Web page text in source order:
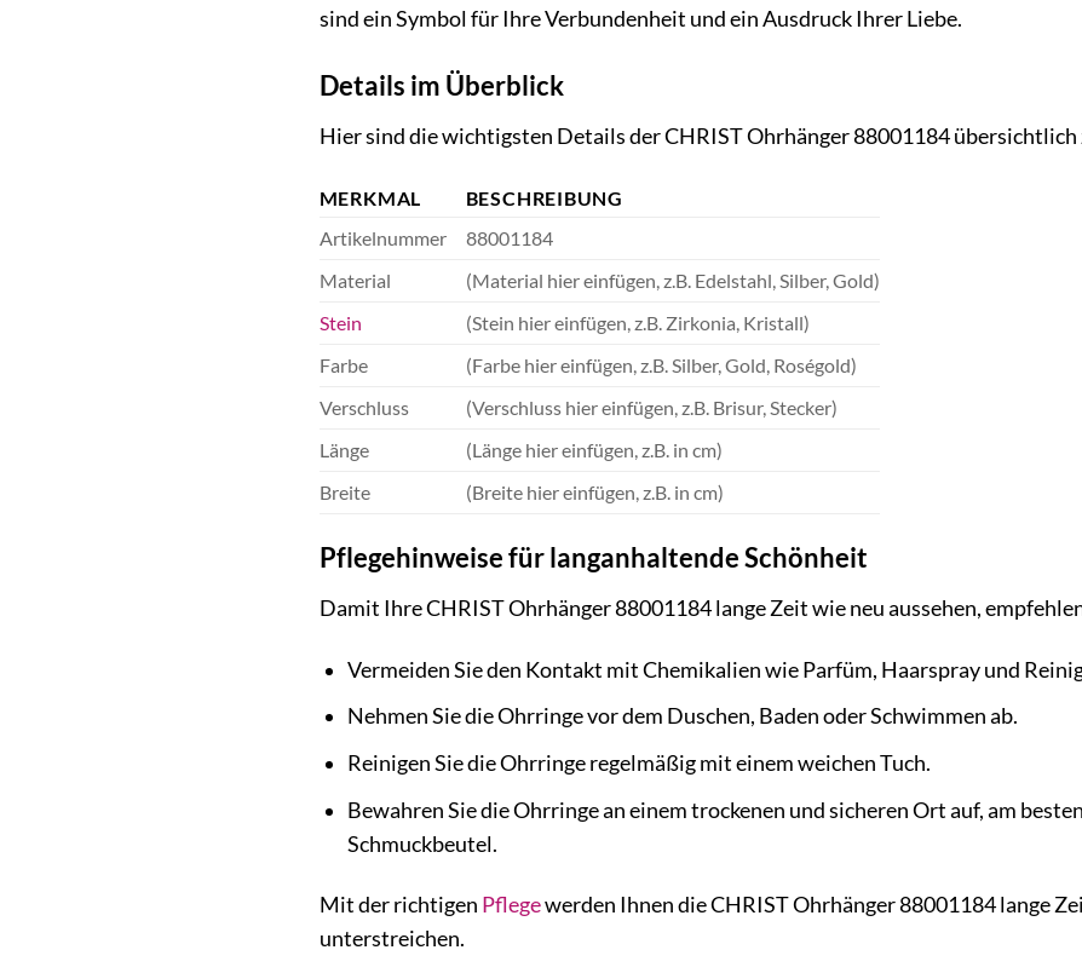
sind ein Symbol für Ihre Verbundenheit und ein Ausdruck Ihrer Liebe.
Details im Überblick
Hier sind die wichtigsten Details der CHRIST Ohrhänger 88001184 übersichtlich
MERKMAL
BESCHREIBUNG
Artikelnummer
88001184
Material
(Material hier einfügen, z.B. Edelstahl, Silber, Gold)
Stein
(Stein hier einfügen, z.B. Zirkonia, Kristall)
Farbe
(Farbe hier einfügen, z.B. Silber, Gold, Roségold)
Verschluss
(Verschluss hier einfügen, z.B. Brisur, Stecker)
Länge
(Länge hier einfügen, z.B. in cm)
Breite
(Breite hier einfügen, z.B. in cm)
Pflegehinweise für langanhaltende Schönheit
Damit Ihre CHRIST Ohrhänger 88001184 lange Zeit wie neu aussehen,
Vermeiden Sie den Kontakt mit Chemikalien wie Parfüm, Haarspray und
Nehmen Sie die Ohrringe vor dem Duschen, Baden oder Schwimmen ab.
Reinigen Sie die Ohrringe regelmäßig mit einem weichen Tuch.
Bewahren Sie die Ohrringe an einem trockenen und sicheren Ort auf, am
Schmuckbeutel.
Mit der richtigen Pflegewerden Ihnen die CHRIST Ohrhänger 88001184 lange
unterstreichen.